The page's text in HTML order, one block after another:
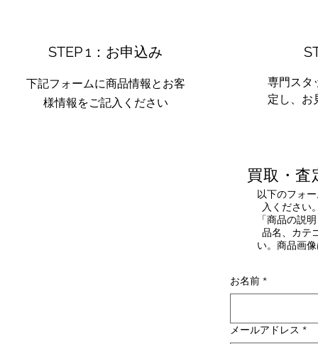
STEP 1：お申込み
下記フォームに商品情報とお客
様情報をご記入ください
専門スタ
定し、お
買取・
以下のフォ
入ください
「商品の説
品名、カテ
い。商品画
お名前 *
メールアドレス *